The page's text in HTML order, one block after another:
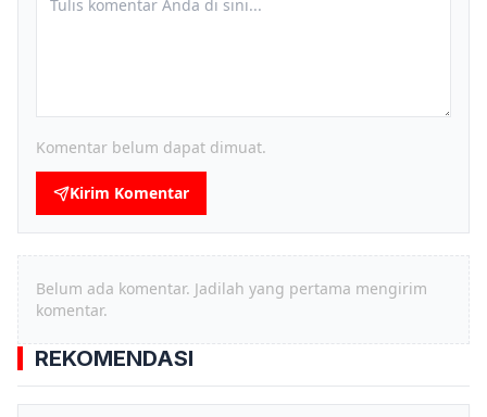
Komentar belum dapat dimuat.
Kirim Komentar
Belum ada komentar. Jadilah yang pertama mengirim
komentar.
REKOMENDASI